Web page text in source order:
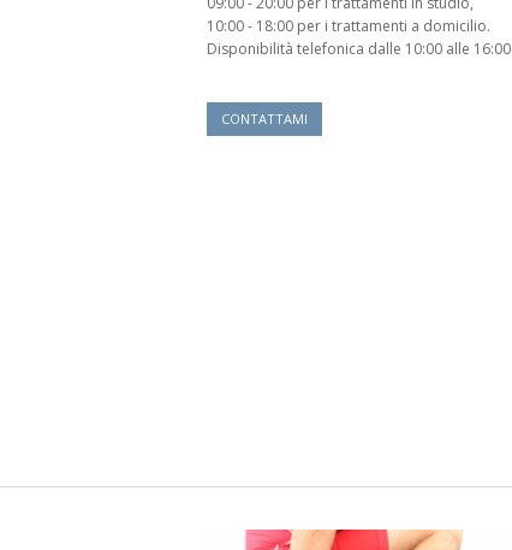
10:00 - 18:00 per i trattamenti a domicilio.
Disponibilità telefonica dalle 10:00 alle 16:00
CONTATTAMI